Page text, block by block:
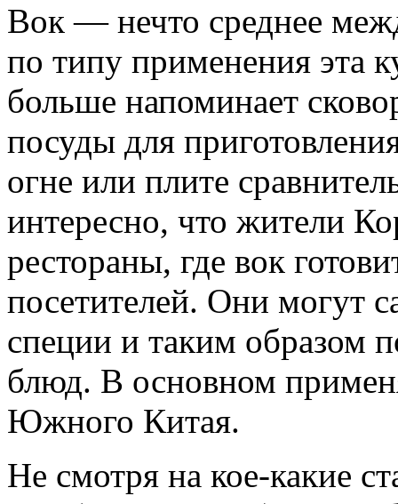
Вок — нечто среднее
по типу применения эта
больше напоминает
посуды для
огне или плите
интересно, что жители
рестораны, где вок
посетителей. Они могут
специи и таким образом
блюд. В основном
Южного Китая.
Не смотря на кое-какие